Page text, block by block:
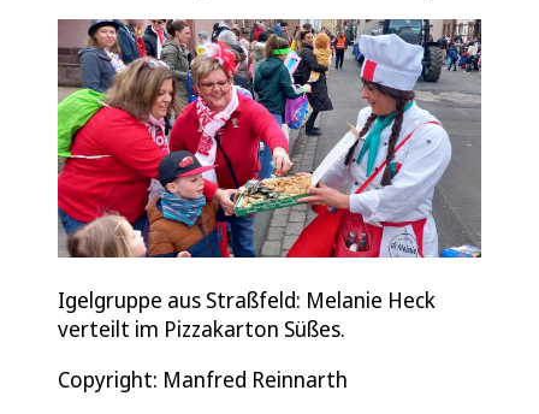
Igelgruppe aus Straßfeld: Melanie Heck
verteilt im Pizzakarton Süßes.
Copyright: Manfred Reinnarth